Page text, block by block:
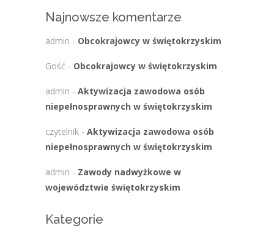
Najnowsze komentarze
admin - Obcokrajowcy w świętokrzyskim
Gość - Obcokrajowcy w świętokrzyskim
admin - Aktywizacja zawodowa osób
niepełnosprawnych w świętokrzyskim
czytelnik - Aktywizacja zawodowa osób
niepełnosprawnych w świętokrzyskim
admin - Zawody nadwyżkowe w
województwie świętokrzyskim
Kategorie